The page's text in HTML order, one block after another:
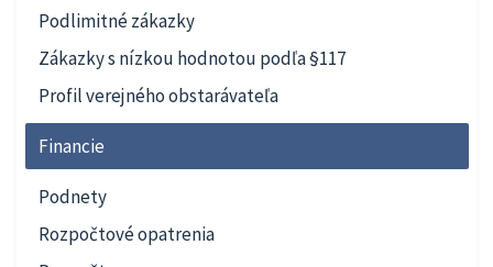
Podlimitné zákazky
Zákazky s nízkou hodnotou podľa §117
Profil verejného obstarávateľa
Financie
Podnety
Rozpočtové opatrenia